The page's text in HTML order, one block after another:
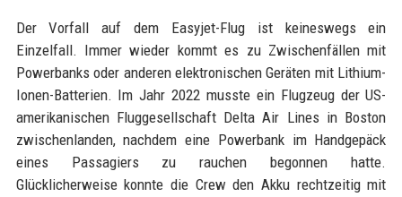
Der Vorfall auf dem Easyjet-Flug ist keineswegs ein
Einzelfall. Immer wieder kommt es zu Zwischenfällen mit
Powerbanks oder anderen elektronischen Geräten mit Lithium-
Ionen-Batterien. Im Jahr 2022 musste ein Flugzeug der US-
amerikanischen Fluggesellschaft Delta Air Lines in Boston
zwischenlanden, nachdem eine Powerbank im Handgepäck
eines Passagiers zu rauchen begonnen hatte.
Glücklicherweise konnte die Crew den Akku rechtzeitig mit